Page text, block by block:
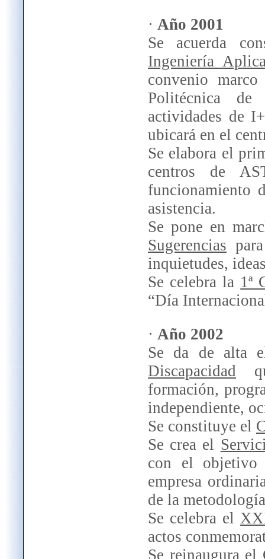
· Año 2001
Se acuerda
Ingeniería
convenio
Politécnica
actividades de
ubicará en el
Se elabora el
centros de
funcionamiento
asistencia.
Se pone en
Sugerencias
inquietudes,
Se celebra la 1ª
“Día
· Año 2002
Se da de alta
Discapacidad
formación,
independiente,
Se constituye el
Se crea el
con el
empresa
de la
Se celebra el
actos
Se reinaugura el